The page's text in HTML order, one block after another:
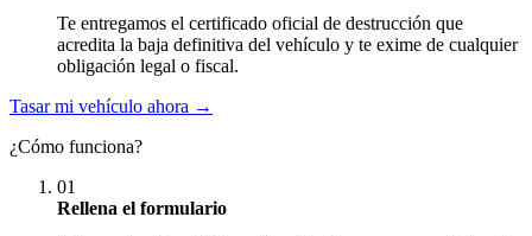
Te entregamos el certificado oficial de destrucción que
acredita la baja definitiva del vehículo y te exime de cualquier
obligación legal o fiscal.
Tasar mi vehículo ahora →
¿Cómo funciona?
01
Rellena el formulario